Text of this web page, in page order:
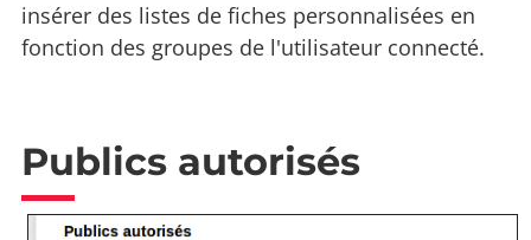
insérer des listes de fiches personnalisées en
fonction des groupes de l'utilisateur connecté.
Publics autorisés